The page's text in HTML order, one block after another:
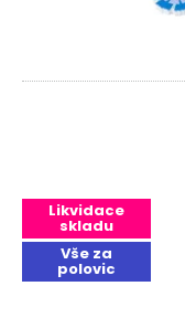
Likvidace
skladu
Vše za
polovic